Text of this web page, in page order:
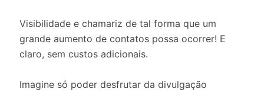
Visibilidade e chamariz de tal forma que um
grande aumento de contatos possa ocorrer! E
claro, sem custos adicionais.
Imagine só poder desfrutar da divulgação